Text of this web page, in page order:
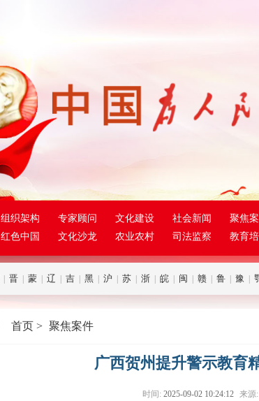
组织架构 专家顾问 文化建设 社会新闻 聚焦
红色中国 文化沙龙 农业农村 司法监察 教育培
| 晋 | 蒙 | 辽 | 吉 | 黑 | 沪 | 苏 | 浙 | 皖 | 闽 | 赣 | 鲁 | 豫 |
首页 > 聚焦案件
广西贺州提升警示教育
时间: 2025-09-02 10:24:12 来源: